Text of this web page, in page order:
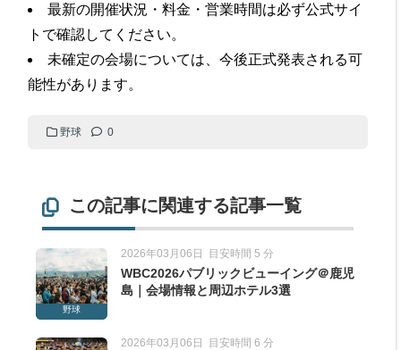
最新の開催状況・料金・営業時間は必ず公式サイ
トで確認してください。
未確定の会場については、今後正式発表される可
能性があります。
野球 0
この記事に関連する記事一覧
野球
2026年03月06日 目安時間 5 分
WBC2026パブリックビューイング＠鹿児
島｜会場情報と周辺ホテル3選
2026年03月06日 目安時間 6 分